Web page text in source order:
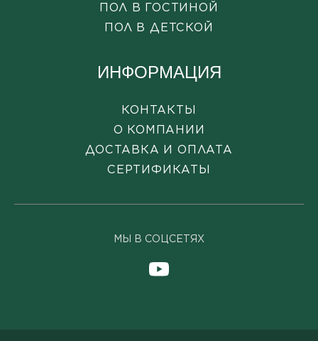
ПОЛ В ГОСТИНОЙ
ПОЛ В ДЕТСКОЙ
ИНФОРМАЦИЯ
КОНТАКТЫ
О КОМПАНИИ
ДОСТАВКА И ОПЛАТА
СЕРТИФИКАТЫ
МЫ В СОЦСЕТЯХ